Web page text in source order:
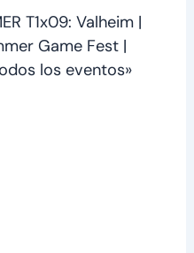
T1x09: Valheim |
Game Fest |
los eventos»